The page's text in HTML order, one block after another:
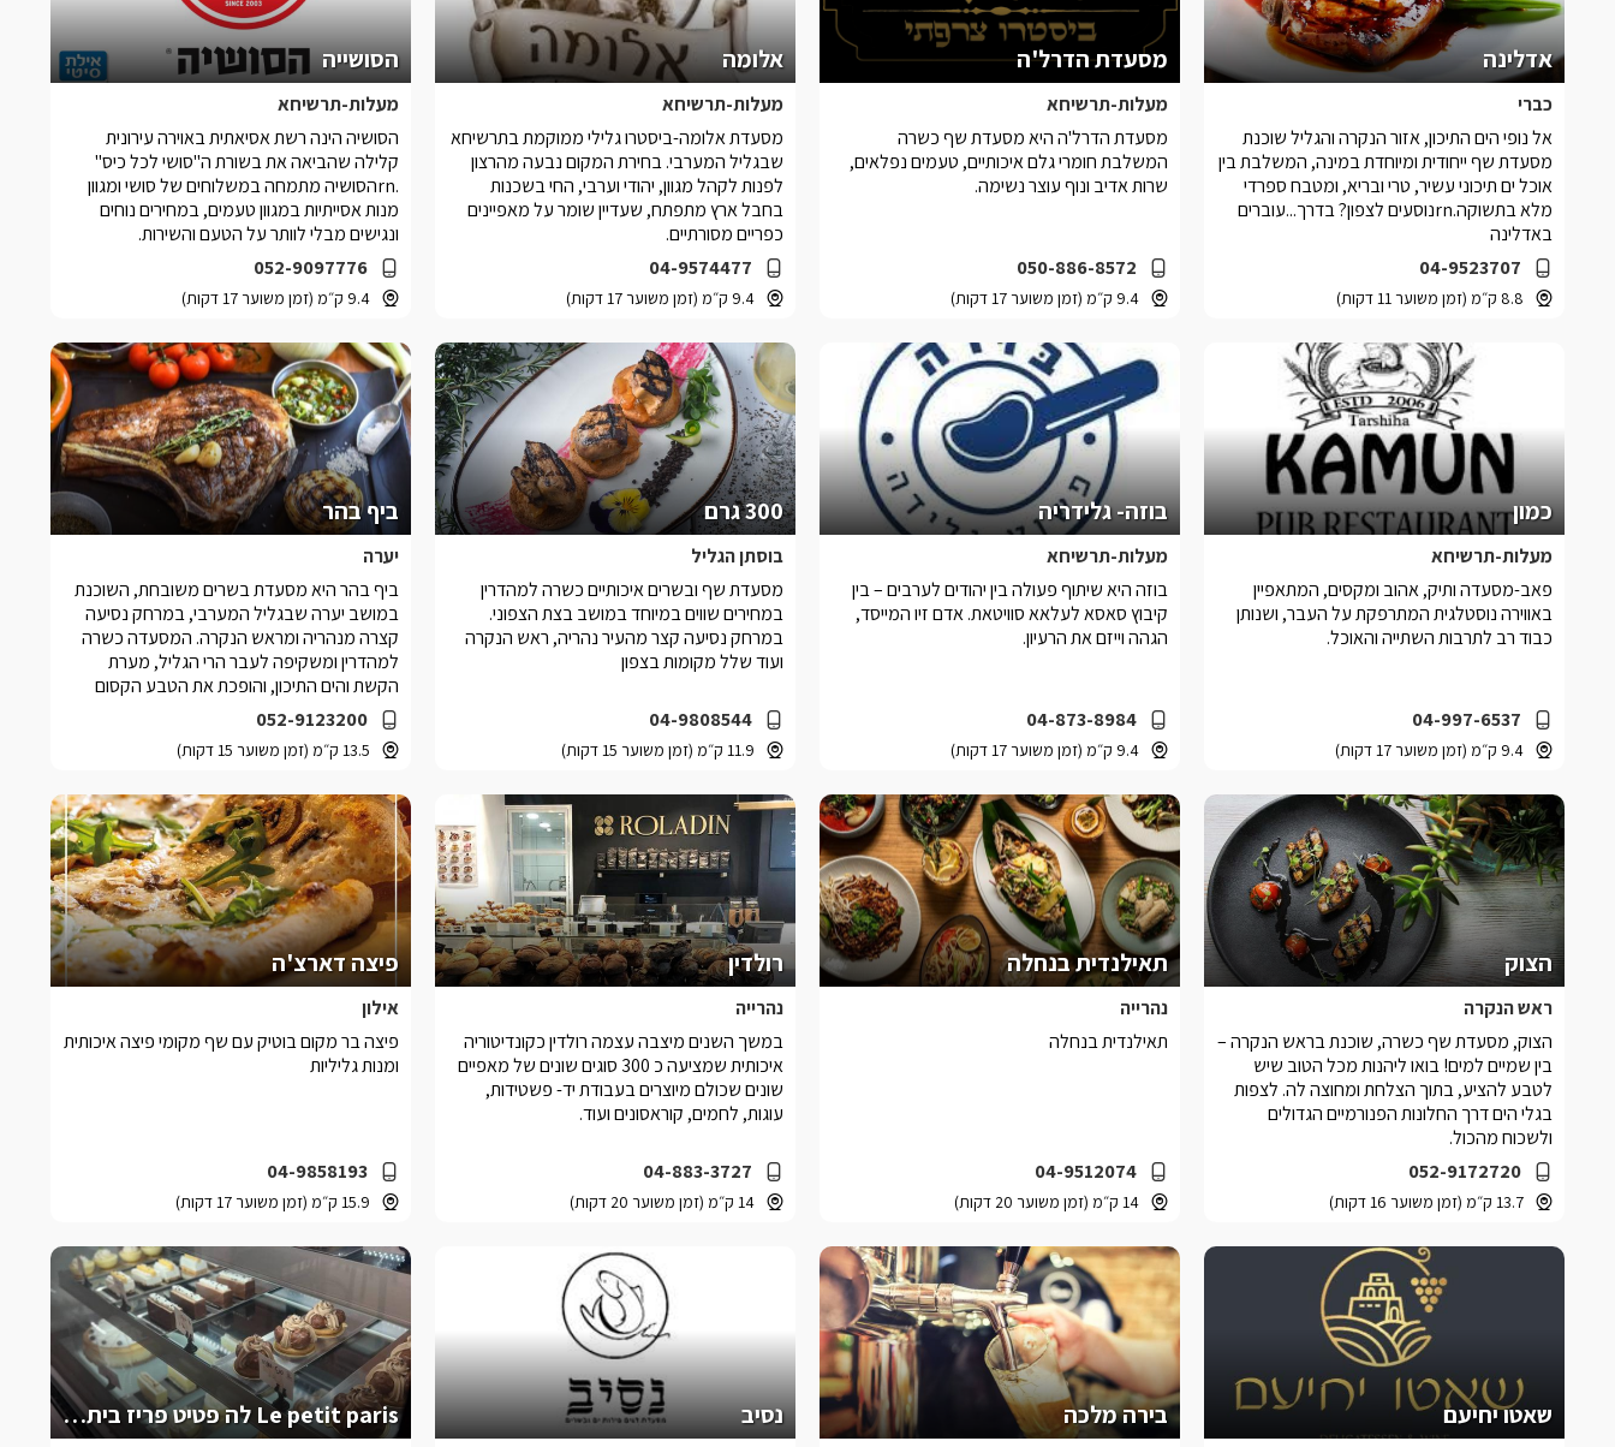
אדלינה
כברי
04-9523707
8.8 ק״מ (זמן משוער 11 דקות)
אל נופי הים התיכון, אזור הנקרה והגליל שוכנת
מסעדת שף ייחודית ומיוחדת במינה, המשלבת בין
אוכל ים תיכוני עשיר, טרי ובריא, ומטבח ספרדי
מלא בתשוקה.rnנוסעים לצפון? בדרך...עוברים
באדלינה
מסעדת הדרל'ה
מעלות-תרשיחא
050-886-8572
9.4 ק״מ (זמן משוער 17 דקות)
מסעדת הדרל'ה היא מסעדת שף כשרה
המשלבת חומרי גלם איכותיים, טעמים נפלאים,
שרות אדיב ונוף עוצר נשימה.
אלומה
מעלות-תרשיחא
04-9574477
9.4 ק״מ (זמן משוער 17 דקות)
מסעדת אלומה-ביסטרו גלילי ממוקמת בתרשיחא
שבגליל המערבי. בחירת המקום נבעה מהרצון
לפנות לקהל מגוון, יהודי וערבי, החי בשכנות
בחבל ארץ מתפתח, שעדיין שומר על מאפיינים
כפריים מסורתיים.
הסושייה
מעלות-תרשיחא
052-9097776
9.4 ק״מ (זמן משוער 17 דקות)
הסושיה הינה רשת אסיאתית באוירה עירונית
קלילה שהביאה את בשורת ה"סושי לכל כיס"
.rnהסושיה מתמחה במשלוחים של סושי ומגוון
מנות אסייתיות במגוון טעמים, במחירים נוחים
ונגישים מבלי לוותר על הטעם והשירות.
כמון
מעלות-תרשיחא
04-997-6537
9.4 ק״מ (זמן משוער 17 דקות)
פאב-מסעדה ותיק, אהוב ומקסים, המתאפיין
באווירה נוסטלגית המתרפקת על העבר, ושנותן
כבוד רב לתרבות השתייה והאוכל.
בוזה- גלידריה
מעלות-תרשיחא
04-873-8984
9.4 ק״מ (זמן משוער 17 דקות)
בוזה היא שיתוף פעולה בין יהודים לערבים – בין
קיבוץ סאסא לעלאא סוויטאת. אדם זיו המייסד,
הגהה וייזם את הרעיון.
300 גרם
בוסתן הגליל
04-9808544
11.9 ק״מ (זמן משוער 15 דקות)
מסעדת שף ובשרים איכותיים כשרה למהדרין
במחירים שווים במיוחד במושב בצת הצפוני.
במרחק נסיעה קצר מהעיר נהריה, ראש הנקרה
ועוד שלל מקומות בצפון
ביף בהר
יערה
052-9123200
13.5 ק״מ (זמן משוער 15 דקות)
ביף בהר היא מסעדת בשרים משובחת, השוכנת
במושב יערה שבגליל המערבי, במרחק נסיעה
קצרה מנהריה ומראש הנקרה. המסעדה כשרה
למהדרין ומשקיפה לעבר הרי הגליל, מערת
הקשת והים התיכון, והופכת את הטבע הקסום
לחלק בלתי נפרד מהתפאורה של המקום.
הצוק
ראש הנקרה
052-9172720
13.7 ק״מ (זמן משוער 16 דקות)
הצוק, מסעדת שף כשרה, שוכנת בראש הנקרה –
בין שמיים למים! בואו ליהנות מכל הטוב שיש
לטבע להציע, בתוך הצלחת ומחוצה לה. לצפות
בגלי הים דרך החלונות הפנורמיים הגדולים
ולשכוח מהכול.
תאילנדית בנחלה
נהרייה
04-9512074
14 ק״מ (זמן משוער 20 דקות)
תאילנדית בנחלה
רולדין
נהרייה
04-883-3727
14 ק״מ (זמן משוער 20 דקות)
במשך השנים מיצבה עצמה רולדין כקונדיטוריה
איכותית שמציעה כ 300 סוגים שונים של מאפיים
שונים שכולם מיוצרים בעבודת יד- פשטידות,
עוגות, לחמים, קוראסונים ועוד.
פיצה דארצ'ה
אילון
04-9858193
15.9 ק״מ (זמן משוער 17 דקות)
פיצה בר מקום בוטיק עם שף מקומי פיצה איכותית
ומנות גליליות
שאטו יחיעם בירה מלכה נסיב Le petit paris לה פטיט פריז בית קפה